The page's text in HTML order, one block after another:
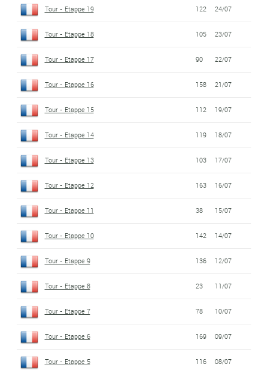
Tour - Etappe 19 122 24/07
Tour - Etappe 18 105 23/07
Tour - Etappe 17 90 22/07
Tour - Etappe 16 158 21/07
Tour - Etappe 15 112 19/07
Tour - Etappe 14 119 18/07
Tour - Etappe 13 103 17/07
Tour - Etappe 12 163 16/07
Tour - Etappe 11 38 15/07
Tour - Etappe 10 142 14/07
Tour - Etappe 9 136 12/07
Tour - Etappe 8 23 11/07
Tour - Etappe 7 78 10/07
Tour - Etappe 6 169 09/07
Tour - Etappe 5 116 08/07